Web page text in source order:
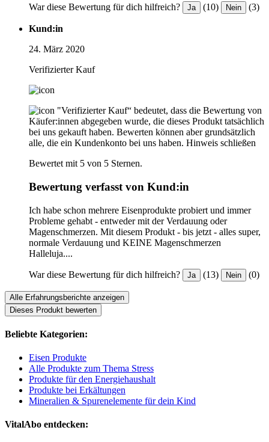
War diese Bewertung für dich hilfreich? Ja (10) Nein (3)
Kund:in
24. März 2020
Verifizierter Kauf
"Verifizierter Kauf“ bedeutet, dass die Bewertung von
Käufer:innen abgegeben wurde, die dieses Produkt tatsächlich
bei uns gekauft haben. Bewerten können aber grundsätzlich
alle, die ein Kundenkonto bei uns haben. Hinweis schließen
Bewertet mit 5 von 5 Sternen.
Bewertung verfasst von Kund:in
Ich habe schon mehrere Eisenprodukte probiert und immer
Probleme gehabt - entweder mit der Verdauung oder
Magenschmerzen. Mit diesem Produkt - bis jetzt - alles super,
normale Verdauung und KEINE Magenschmerzen
Halleluja....
War diese Bewertung für dich hilfreich? Ja (13) Nein (0)
Alle Erfahrungsberichte anzeigen
Dieses Produkt bewerten
Beliebte Kategorien:
Eisen Produkte
Alle Produkte zum Thema Stress
Produkte für den Energiehaushalt
Produkte bei Erkältungen
Mineralien & Spurenelemente für dein Kind
VitalAbo entdecken: